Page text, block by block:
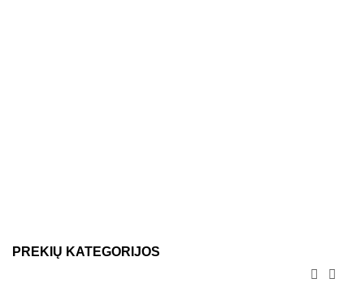
PREKIŲ KATEGORIJOS

